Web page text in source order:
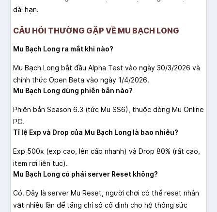
dài hạn.
CÂU HỎI THƯỜNG GẶP VỀ MU BẠCH LONG
Mu Bạch Long ra mắt khi nào?
Mu Bạch Long bắt đầu Alpha Test vào ngày 30/3/2026 và
chính thức Open Beta vào ngày 1/4/2026.
Mu Bạch Long dùng phiên bản nào?
Phiên bản Season 6.3 (tức Mu SS6), thuộc dòng Mu Online
PC.
Tỉ lệ Exp và Drop của Mu Bạch Long là bao nhiêu?
Exp 500x (exp cao, lên cấp nhanh) và Drop 80% (rất cao,
item rơi liên tục).
Mu Bạch Long có phải server Reset không?
Có. Đây là server Mu Reset, người chơi có thể reset nhân
vật nhiều lần để tăng chỉ số cố định cho hệ thống sức